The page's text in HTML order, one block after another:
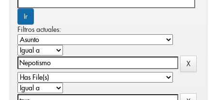
Filtros actuales: